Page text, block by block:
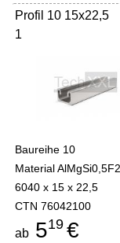
Profil 10 15x22,5
1
Baureihe 10
Material
6040 x 15 x 22,5
CTN 76042100
ab 519 €